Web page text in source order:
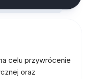
celu przywrócenie
oraz